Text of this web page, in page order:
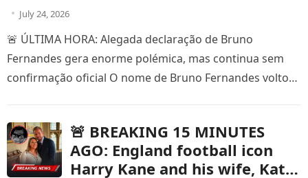
July 24, 2026
🚨 ÚLTIMA HORA: Alegada declaração de Bruno
Fernandes gera enorme polémica, mas continua sem
confirmação oficial O nome de Bruno Fernandes voltou
🚨 BREAKING 15 MINUTES
AGO: England football icon
Harry Kane and his wife, Kate